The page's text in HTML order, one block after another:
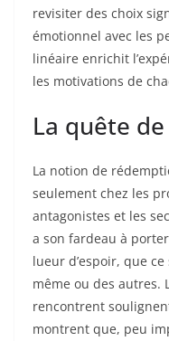
revisiter des choix
émotionnel avec les
linéaire enrichit
les motivations de
La quête
La notion de
seulement chez les
antagonistes et les
a son fardeau à
lueur d’espoir, que
même ou des autres.
rencontrent
montrent que, peu